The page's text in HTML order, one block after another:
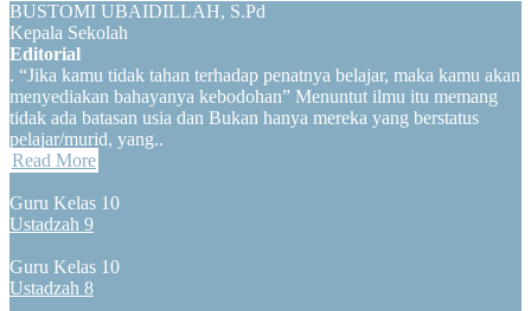
BUSTOMI UBAIDILLAH, S.Pd
Kepala Sekolah
Editorial
. “Jika kamu tidak tahan terhadap penatnya belajar, maka kamu akan
menyediakan bahayanya kebodohan” Menuntut ilmu itu memang
tidak ada batasan usia dan Bukan hanya mereka yang berstatus
pelajar/murid, yang..
Read More
Guru Kelas 10
Ustadzah 9
Guru Kelas 10
Ustadzah 8